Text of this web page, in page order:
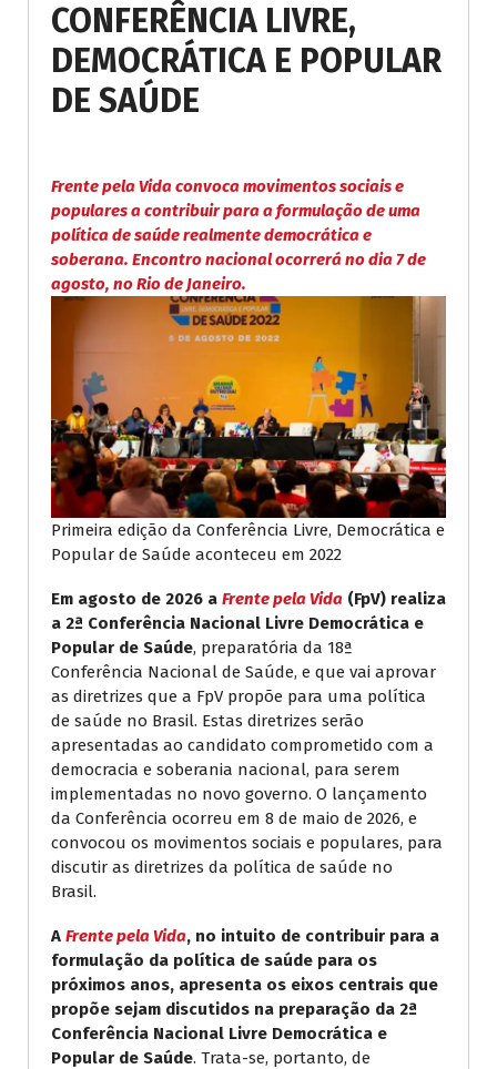
CONFERÊNCIA LIVRE,
DEMOCRÁTICA E POPULAR
DE SAÚDE
Frente pela Vida convoca movimentos sociais e
populares a contribuir para a formulação de uma
política de saúde realmente democrática e
soberana. Encontro nacional ocorrerá no dia 7 de
agosto, no Rio de Janeiro.
Primeira edição da Conferência Livre, Democrática e
Popular de Saúde aconteceu em 2022
Em agosto de 2026 a Frente pela Vida (FpV) realiza
a 2ª Conferência Nacional Livre Democrática e
Popular de Saúde, preparatória da 18ª
Conferência Nacional de Saúde, e que vai aprovar
as diretrizes que a FpV propõe para uma política
de saúde no Brasil. Estas diretrizes serão
apresentadas ao candidato comprometido com a
democracia e soberania nacional, para serem
implementadas no novo governo. O lançamento
da Conferência ocorreu em 8 de maio de 2026, e
convocou os movimentos sociais e populares, para
discutir as diretrizes da política de saúde no
Brasil.
A Frente pela Vida, no intuito de contribuir para a
formulação da política de saúde para os
próximos anos, apresenta os eixos centrais que
propõe sejam discutidos na preparação da 2ª
Conferência Nacional Livre Democrática e
Popular de Saúde. Trata-se, portanto, de